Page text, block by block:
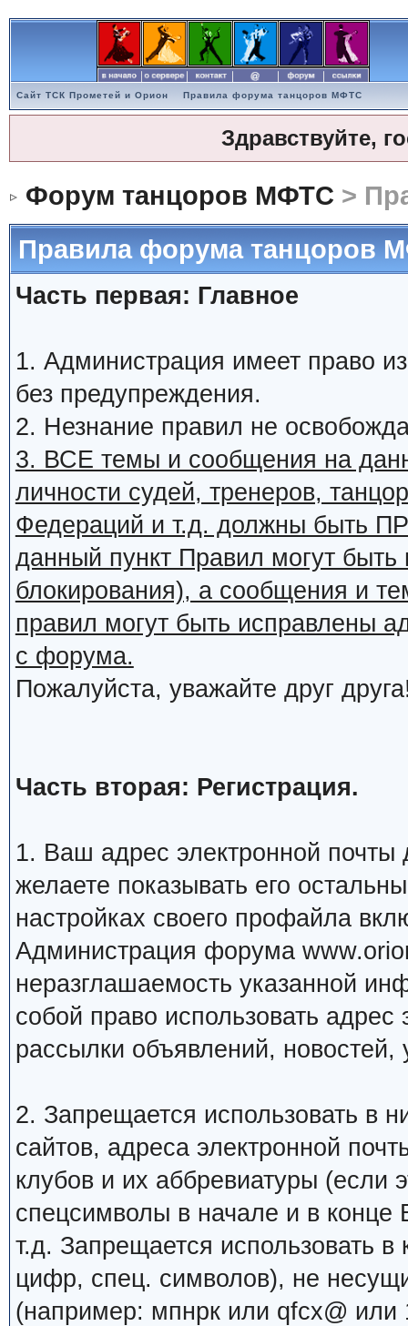
Сайт ТСК Прометей и Орион Правила форума танцоров МФТС
Здравствуйте,
Форум танцоров МФТС >
Правила форума танцоров
Часть первая: Главное
1. Администрация имеет право
без предупреждения.
2. Незнание правил не
3. ВСЕ темы и сообщения на
личности судей, тренеров,
Федераций и т.д. должны
данный пункт Правил могут
блокирования), а сообщения и
правил могут быть исправлены
с форума.
Пожалуйста, уважайте друг
Часть вторая: Регистрация.
1. Ваш адрес электронной
желаете показывать его
настройках своего профайла
Администрация форума
неразглашаемость указанной
собой право использовать
рассылки объявлений, новостей,
2. Запрещается использовать в
сайтов, адреса электронной
клубов и их аббревиатуры (если
спецсимволы в начале и в
т.д. Запрещается использовать
цифр, спец. символов), не
(например: мпнрк или qfcx@ или